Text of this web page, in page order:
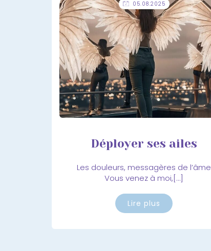
05.08.2025
Déployer ses ailes
Les douleurs, messagères de l’âme
Vous venez à moi,[…]
Lire plus